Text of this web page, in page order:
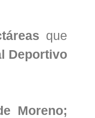
que
Deportivo
Moreno;